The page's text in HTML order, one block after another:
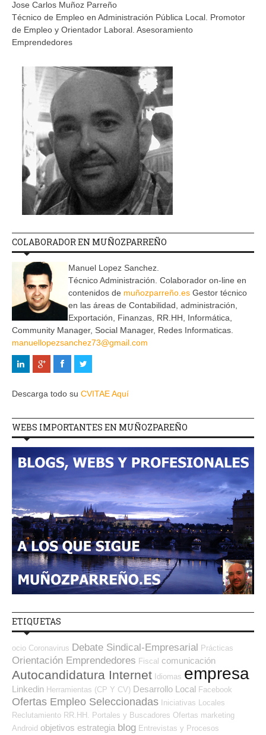
Jose Carlos Muñoz Parreño
Técnico de Empleo en Administración Pública Local. Promotor
de Empleo y Orientador Laboral. Asesoramiento
Emprendedores
COLABORADOR EN MUÑOZPARREÑO
Manuel Lopez Sanchez.
Técnico Administración. Colaborador on-line en
contenidos de muñozparreño.es Gestor técnico
en las áreas de Contabilidad, administración,
Exportación, Finanzas, RR.HH, Informática,
Community Manager, Social Manager, Redes Informaticas.
manuellopezsanchez73@gmail.com
Descarga todo su CVITAE Aquí
WEBS IMPORTANTES EN MUÑOZPAREÑO
ETIQUETAS
ocio Coronavirus Debate Sindical-Empresarial Prácticas
Orientación Emprendedores Fiscal comunicación
Autocandidatura Internet Idiomas empresa
Linkedin Herramientas (CP Y CV) Desarrollo Local Facebook
Ofertas Empleo Seleccionadas Iniciativas Locales
Reclutamiento RR.HH.
Portales y Buscadores Ofertas marketing
Android objetivos estrategia blog Entrevistas y Procesos